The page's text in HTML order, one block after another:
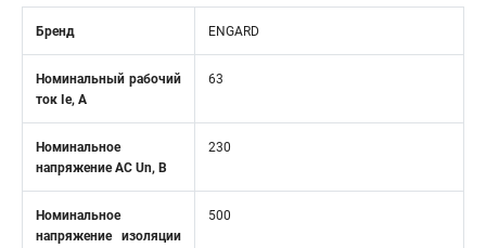
Бренд ENGARD
Номинальный рабочий
ток Ie, A
63
Номинальное
напряжение АС Un, В
230
Номинальное
напряжение изоляции
500